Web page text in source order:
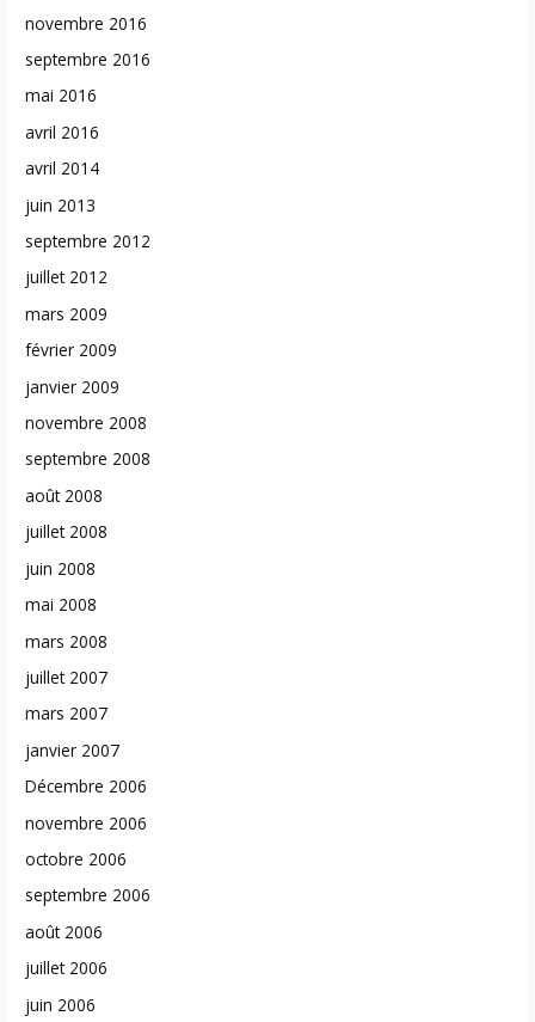
novembre 2016
septembre 2016
mai 2016
avril 2016
avril 2014
juin 2013
septembre 2012
juillet 2012
mars 2009
février 2009
janvier 2009
novembre 2008
septembre 2008
août 2008
juillet 2008
juin 2008
mai 2008
mars 2008
juillet 2007
mars 2007
janvier 2007
Décembre 2006
novembre 2006
octobre 2006
septembre 2006
août 2006
juillet 2006
juin 2006